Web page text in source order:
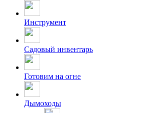
Инструмент
Садовый инвентарь
Готовим на огне
Дымоходы